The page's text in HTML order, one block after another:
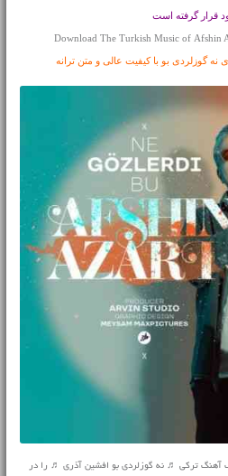
قرار گرفته است
Download The Turkish Music of Afshin
نه گوزلردی بو با کیفیت عالی و متن ترانه
آهنگ ترکی ♬ نه گوزلردی بو افشین آذری ♬ را در